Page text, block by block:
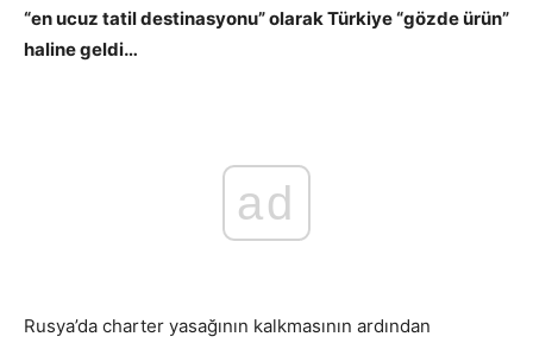
“en ucuz tatil destinasyonu” olarak Türkiye “gözde ürün”
haline geldi…
ad
Rusya’da charter yasağının kalkmasının ardından